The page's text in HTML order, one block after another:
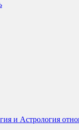
и Астрология